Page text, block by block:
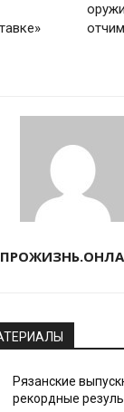
Рязанские
рекордные